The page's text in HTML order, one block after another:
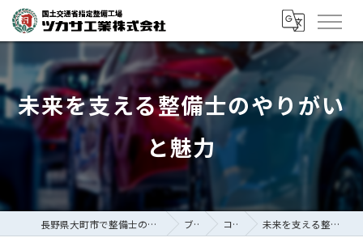
未来を支える整備士のやりがい
と魅力
長野県大町市で整備士の求人ならツカサ工業株式会社 ブログ コラム 未来を支える整備士のやりがいと魅力